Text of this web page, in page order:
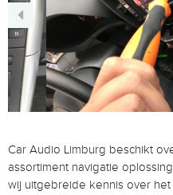
Car Audio Limburg beschikt
assortiment navigatie
wij uitgebreide kennis over